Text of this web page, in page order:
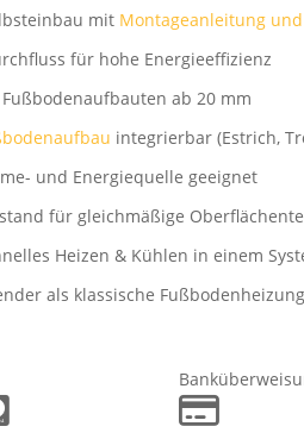
mit Montageanleitung und
für hohe Energieeffizienz
ab 20 mm
integrierbar (Estrich,
und Energiequelle geeignet
für gleichmäßige
Heizen & Kühlen in einem
als klassische